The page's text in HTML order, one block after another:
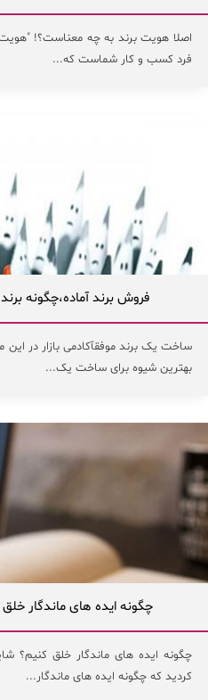
اصلا هویت برند به چه معناست؟!
فرد کسب و کار شماست که...
فروش برند آماده،چگونه
ساخت یک برند موفقآکادمی بازار در این
بهترین شیوه برای ساخت یک...
چگونه ایده های ماندگار
چگونه ایده های ماندگار خلق کنیم؟
کردید که چگونه ایده های ماندگار...